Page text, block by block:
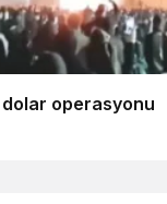
dolar operasyonu